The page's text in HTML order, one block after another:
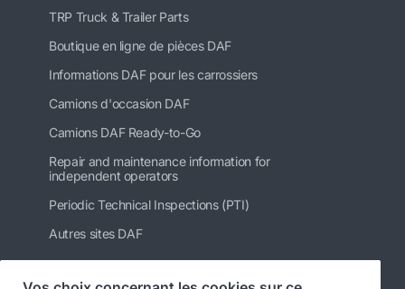
TRP Truck & Trailer Parts
Boutique en ligne de pièces DAF
Informations DAF pour les carrossiers
Camions d'occasion DAF
Camions DAF Ready-to-Go
Repair and maintenance information for
independent operators
Periodic Technical Inspections (PTI)
Autres sites DAF